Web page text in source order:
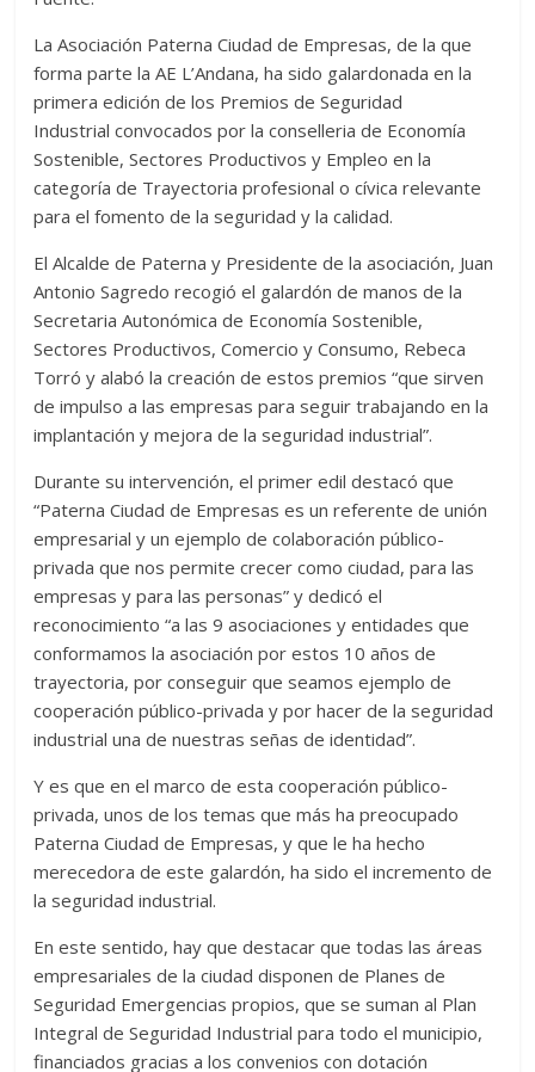
La Asociación Paterna Ciudad de Empresas, de la que
forma parte la AE L’Andana, ha sido galardonada en la
primera edición de los Premios de Seguridad
Industrial convocados por la conselleria de Economía
Sostenible, Sectores Productivos y Empleo en la
categoría de Trayectoria profesional o cívica relevante
para el fomento de la seguridad y la calidad.
El Alcalde de Paterna y Presidente de la asociación, Juan
Antonio Sagredo recogió el galardón de manos de la
Secretaria Autonómica de Economía Sostenible,
Sectores Productivos, Comercio y Consumo, Rebeca
Torró y alabó la creación de estos premios “que sirven
de impulso a las empresas para seguir trabajando en la
implantación y mejora de la seguridad industrial”.
Durante su intervención, el primer edil destacó que
“Paterna Ciudad de Empresas es un referente de unión
empresarial y un ejemplo de colaboración público-
privada que nos permite crecer como ciudad, para las
empresas y para las personas” y dedicó el
reconocimiento “a las 9 asociaciones y entidades que
conformamos la asociación por estos 10 años de
trayectoria, por conseguir que seamos ejemplo de
cooperación público-privada y por hacer de la seguridad
industrial una de nuestras señas de identidad”.
Y es que en el marco de esta cooperación público-
privada, unos de los temas que más ha preocupado
Paterna Ciudad de Empresas, y que le ha hecho
merecedora de este galardón, ha sido el incremento de
la seguridad industrial.
En este sentido, hay que destacar que todas las áreas
empresariales de la ciudad disponen de Planes de
Seguridad Emergencias propios, que se suman al Plan
Integral de Seguridad Industrial para todo el municipio,
financiados gracias a los convenios con dotación